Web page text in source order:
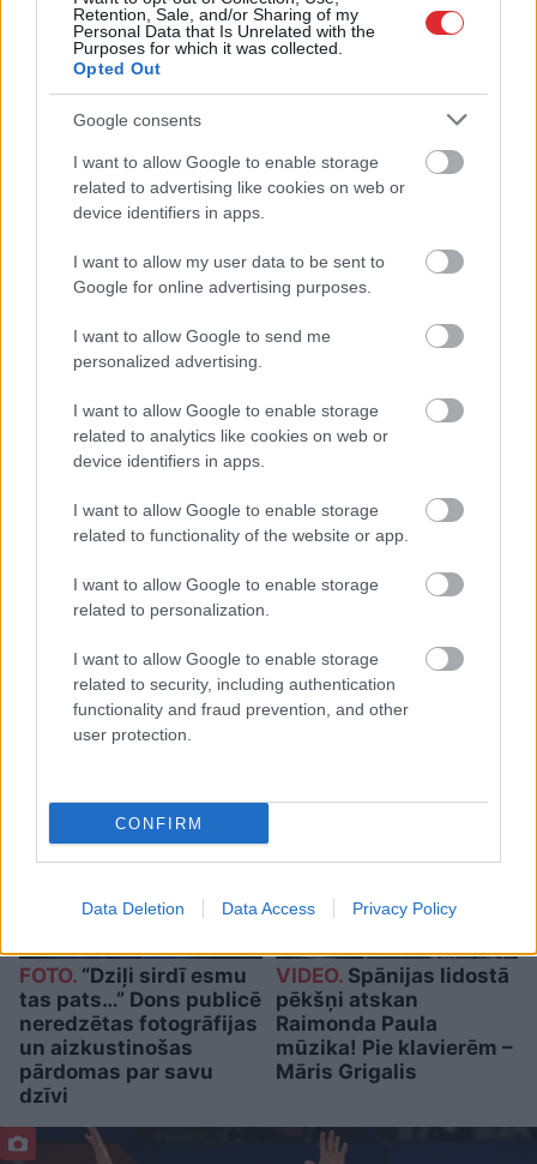
Retention, Sale, and/or Sharing of my
Personal Data that Is Unrelated with the
Purposes for which it was collected.
Opted Out
Google consents
I want to allow Google to enable storage
related to advertising like cookies on web or
device identifiers in apps.
I want to allow my user data to be sent to
Google for online advertising purposes.
I want to allow Google to send me
personalized advertising.
I want to allow Google to enable storage
related to analytics like cookies on web or
device identifiers in apps.
I want to allow Google to enable storage
related to functionality of the website or app.
I want to allow Google to enable storage
related to personalization.
I want to allow Google to enable storage
related to security, including authentication
functionality and fraud prevention, and other
user protection.
CONFIRM
Data Deletion Data Access Privacy Policy
Numerologi izceļ četrus dzimšanas
datumus, kuru īpašniekiem brīvība ir īpaši
svarīga
Dzerun tievē? Nosauktas 9 tējas, kas
palīdzēs atbrīvoties no liekā svara
Lasīt citas ziņas
Cilvēkusaizrāvis ātrs IQ
tests: tas liks izkustināt
smadzenes, lai pārbaudītu
tavu erudīciju
FOTO. “Dziļi sirdī esmu
tas pats…” Dons publicē
neredzētas fotogrāfijas
un aizkustinošas
pārdomas par savu
dzīvi
VIDEO.Spānijas lidostā
pēkšņi atskan
Raimonda Paula
mūzika! Pie klavierēm –
Māris Grigalis
Atcelt Ziņot